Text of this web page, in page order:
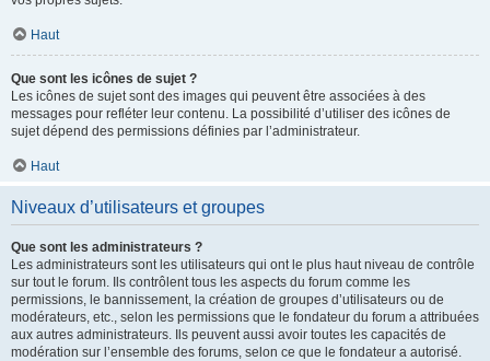
Haut
Que sont les icônes de sujet ?
Les icônes de sujet sont des images qui peuvent être associées à des
messages pour refléter leur contenu. La possibilité d’utiliser des icônes de
sujet dépend des permissions définies par l’administrateur.
Haut
Niveaux d’utilisateurs et groupes
Que sont les administrateurs ?
Les administrateurs sont les utilisateurs qui ont le plus haut niveau de contrôle
sur tout le forum. Ils contrôlent tous les aspects du forum comme les
permissions, le bannissement, la création de groupes d’utilisateurs ou de
modérateurs, etc., selon les permissions que le fondateur du forum a attribuées
aux autres administrateurs. Ils peuvent aussi avoir toutes les capacités de
modération sur l’ensemble des forums, selon ce que le fondateur a autorisé.